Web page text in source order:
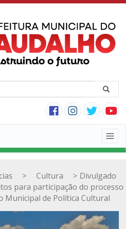
> Cultura > Divulgado
para participação do processo
Municipal de Política Cultural